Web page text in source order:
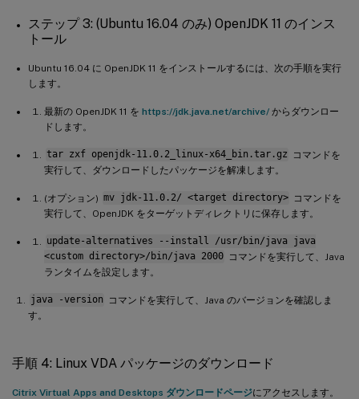
ステップ 3: (Ubuntu 16.04 のみ) OpenJDK 11 のインス
トール
Ubuntu 16.04 に OpenJDK 11 をインストールするには、次の手順を実行
します。
最新の OpenJDK 11 を https://jdk.java.net/archive/ からダウンロー
ドします。
tar zxf openjdk-11.0.2_linux-x64_bin.tar.gz
コマンドを
実行して、ダウンロードしたパッケージを解凍します。
(オプション) mv jdk-11.0.2/ <target directory> コマンドを
実行して、OpenJDK をターゲットディレクトリに保存します。
update-alternatives --install /usr/bin/java java
<custom directory>/bin/java 2000 コマンドを実行して、Java
ランタイムを設定します。
java -version
コマンドを実行して、Java のバージョンを確認しま
す。
手順 4: Linux VDA パッケージのダウンロード
Citrix Virtual Apps and Desktops ダウンロードページにアクセスします。